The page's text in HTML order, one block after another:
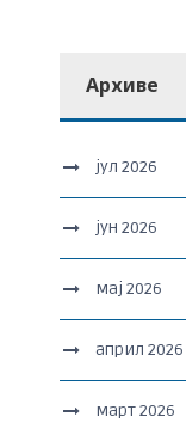
Архиве
јул 2026
јун 2026
мај 2026
април 2026
март 2026